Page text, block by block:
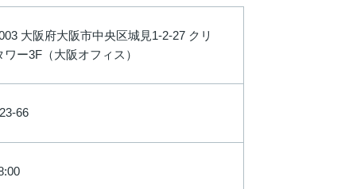
大阪府大阪市中央区城見1-2-27 クリ
ワー3F（大阪オフィス）
66